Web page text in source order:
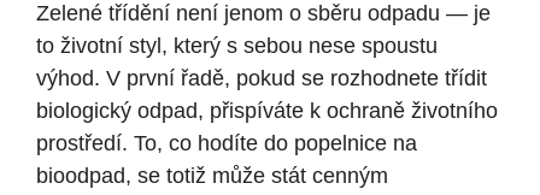
Zelené třídění není jenom o sběru odpadu — je
to životní styl, který s sebou nese spoustu
výhod. V první řadě, pokud se rozhodnete třídit
biologický odpad, přispíváte k ochraně životního
prostředí. To, co hodíte do popelnice na
bioodpad, se totiž může stát cenným